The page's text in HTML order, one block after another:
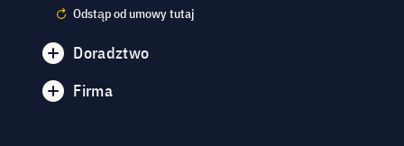
Odstąp od umowy tutaj
Doradztwo
Firma